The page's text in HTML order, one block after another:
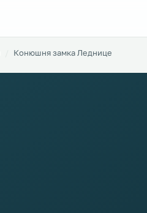
Конюшня замка Леднице